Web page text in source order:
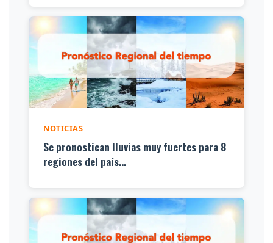
NOTICIAS
Se pronostican lluvias muy fuertes para 8
regiones del país...